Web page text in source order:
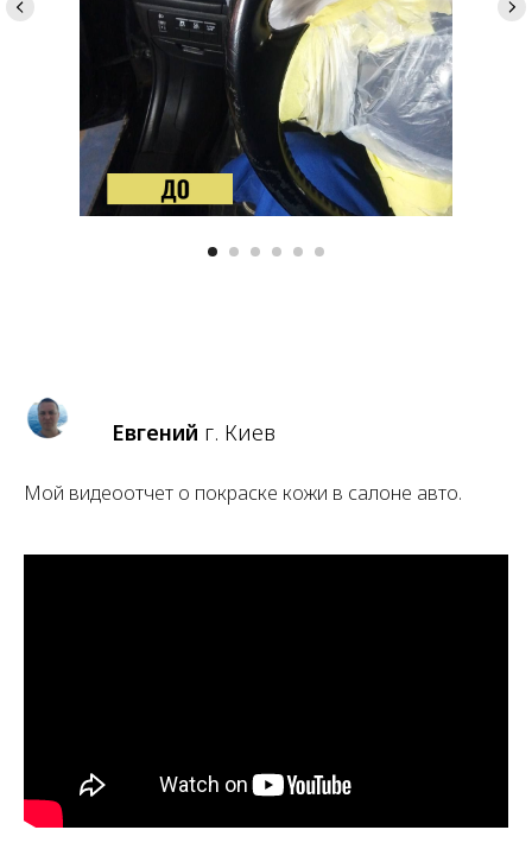
Евгений г. Киев
Мой видеоотчет о покраске кожи в салоне авто.